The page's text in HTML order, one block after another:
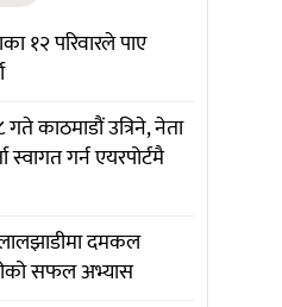
१२ परिवारले पाए
काठमाडौं उत्रिने, नेता
स्वागत गर्न एयरपोर्टमै
दमकल
सफल अभ्यास